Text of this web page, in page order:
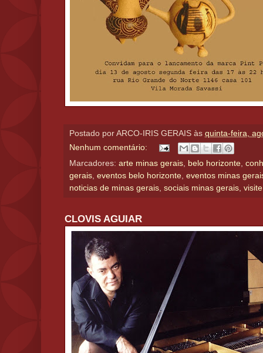
Postado por ARCO-IRIS GERAIS às quinta-feira,
Nenhum comentário:
Marcadores: arte minas gerais belo horizonte
gerais eventos belo horizonte eventos minas
noticias de minas gerais sociais minas gerais
CLOVIS AGUIAR